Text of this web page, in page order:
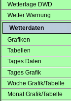
Wetterlage DWD
Wetter Warnung
Wetterdaten
Grafiken
Tabellen
Tages Daten
Tages Grafik
Woche Grafik/Tabelle
Monat Grafik/Tabelle